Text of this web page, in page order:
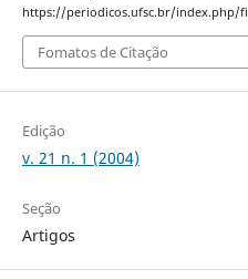
https://periodicos.ufsc.br/index.php/
Fomatos de Citação
Edição
v. 21 n. 1 (2004)
Seção
Artigos